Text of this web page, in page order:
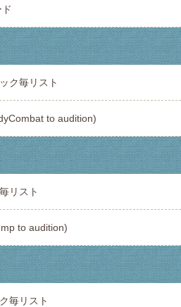
ク毎リスト
to audition)
リスト
to audition)
毎リスト